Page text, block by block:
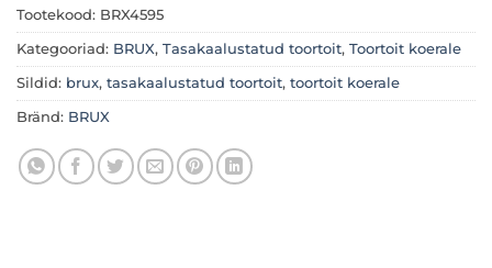
Tootekood: BRX4595
Kategooriad: BRUX, Tasakaalustatud toortoit, Toortoit koerale
Sildid: brux, tasakaalustatud toortoit, toortoit koerale
Bränd: BRUX